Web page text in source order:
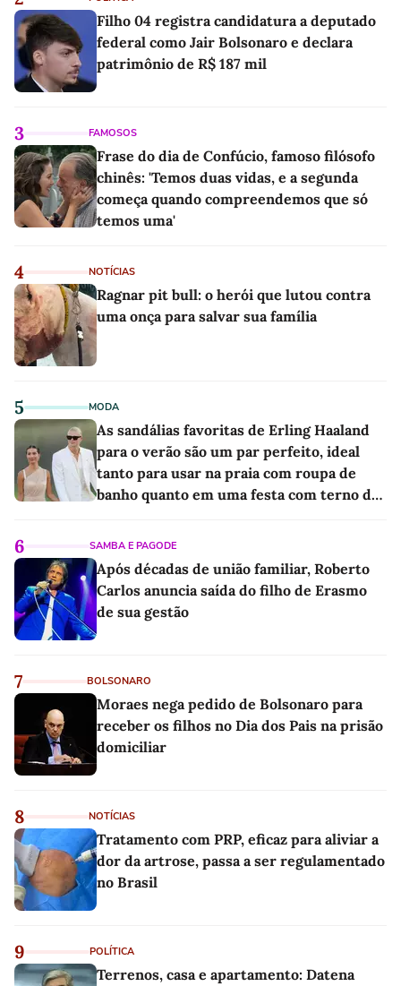
Filho 04 registra candidatura a deputado
federal como Jair Bolsonaro e declara
patrimônio de R$ 187 mil
3 FAMOSOS
Frase do dia de Confúcio, famoso filósofo
chinês: 'Temos duas vidas, e a segunda
começa quando compreendemos que só
temos uma'
4 NOTÍCIAS
Ragnar pit bull: o herói que lutou contra
uma onça para salvar sua família
5 MODA
As sandálias favoritas de Erling Haaland
para o verão são um par perfeito, ideal
tanto para usar na praia com roupa de
banho quanto em uma festa com terno de
6 SAMBA E PAGODE
Após décadas de união familiar, Roberto
Carlos anuncia saída do filho de Erasmo
de sua gestão
7 BOLSONARO
Moraes nega pedido de Bolsonaro para
receber os filhos no Dia dos Pais na prisão
domiciliar
8 NOTÍCIAS
Tratamento com PRP, eficaz para aliviar a
dor da artrose, passa a ser regulamentado
no Brasil
9 POLÍTICA
Terrenos, casa e apartamento: Datena